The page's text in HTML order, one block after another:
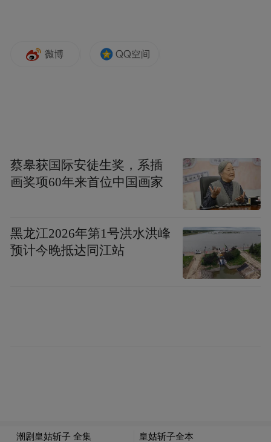
传统画论要求“远看”要有“气势”（即整体
感），“近看”要有“笔墨”（即细节笔墨组
织），要气势与笔墨统一，整体与局部统
“大胆落笔”前提下来“收拾”，也就是上面说
蔡皋获国际安徒生奖，系插
画奖项60年来首位中国画家
黑龙江2026年第1号洪水洪峰
预计今晚抵达同江站